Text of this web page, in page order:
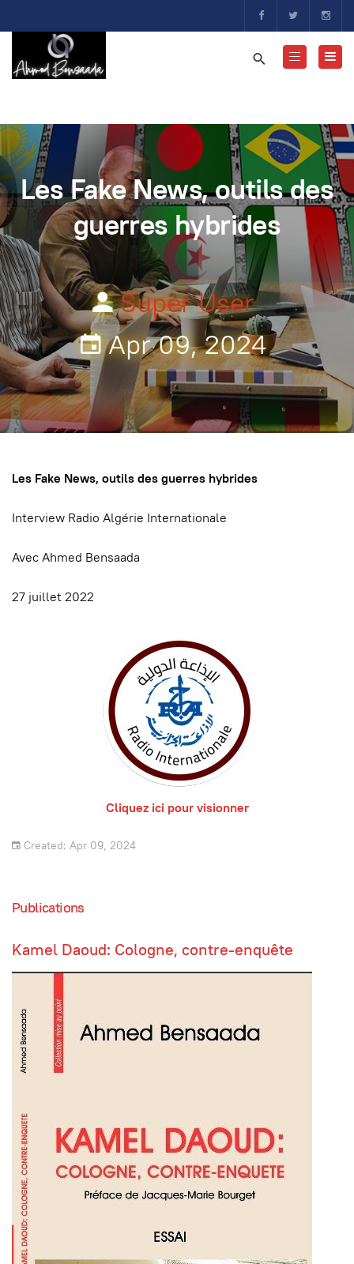
Les Fake News, outils des
guerres hybrides
Super User
Apr 09, 2024
Les Fake News, outils des guerres hybrides
Interview Radio Algérie Internationale
Avec Ahmed Bensaada
27 juillet 2022
Cliquez ici pour visionner
Created: Apr 09, 2024
Publications
Kamel Daoud: Cologne, contre-enquête